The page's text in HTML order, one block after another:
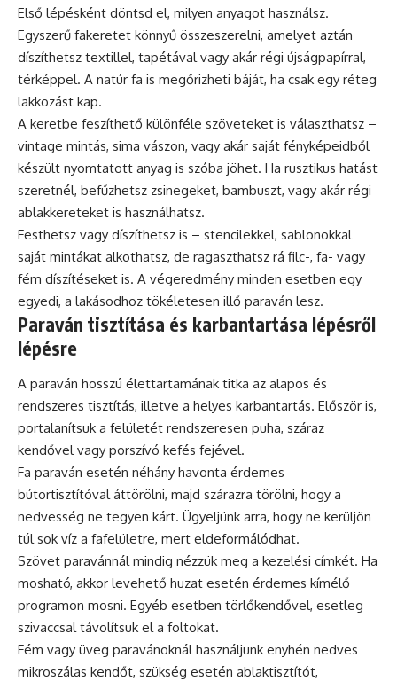
Első lépésként döntsd el, milyen anyagot használsz.
Egyszerű fakeretet könnyű összeszerelni, amelyet aztán
díszíthetsz textillel, tapétával vagy akár régi újságpapírral,
térképpel. A natúr fa is megőrizheti báját, ha csak egy réteg
lakkozást kap.
A keretbe feszíthető különféle szöveteket is választhatsz –
vintage mintás, sima vászon, vagy akár saját fényképeidből
készült nyomtatott anyag is szóba jöhet. Ha rusztikus hatást
szeretnél, befűzhetsz zsinegeket, bambuszt, vagy akár régi
ablakkereteket is használhatsz.
Festhetsz vagy díszíthetsz is – stencilekkel, sablonokkal
saját mintákat alkothatsz, de ragaszthatsz rá filc-, fa- vagy
fém díszítéseket is. A végeredmény minden esetben egy
egyedi, a lakásodhoz tökéletesen illő paraván lesz.
Paraván tisztítása és karbantartása lépésről
lépésre
A paraván hosszú élettartamának titka az alapos és
rendszeres tisztítás, illetve a helyes karbantartás. Először is,
portalanítsuk a felületét rendszeresen puha, száraz
kendővel vagy porszívó kefés fejével.
Fa paraván esetén néhány havonta érdemes
bútortisztítóval áttörölni, majd szárazra törölni, hogy a
nedvesség ne tegyen kárt. Ügyeljünk arra, hogy ne kerüljön
túl sok víz a fafelületre, mert eldeformálódhat.
Szövet paravánnál mindig nézzük meg a kezelési címkét. Ha
mosható, akkor levehető huzat esetén érdemes kímélő
programon mosni. Egyéb esetben törlőkendővel, esetleg
szivaccsal távolítsuk el a foltokat.
Fém vagy üveg paravánoknál használjunk enyhén nedves
mikroszálas kendőt, szükség esetén ablaktisztítót,